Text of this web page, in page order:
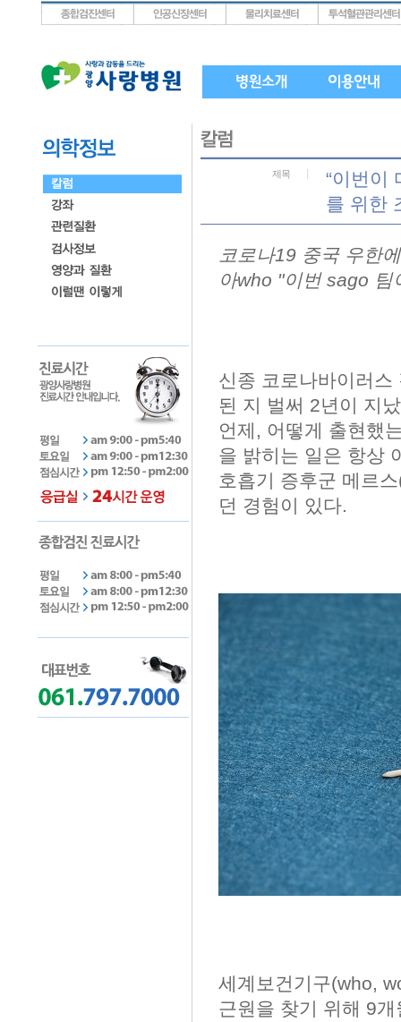
상단메뉴로 바로가기
왼쪽메뉴로 바로가기
본문으로 바로가기
제목
“이번이
를 위한
코로나19 중국 우한
아who "이번 sago
신종 코로나바이러
된 지 벌써 2년이 지
언제, 어떻게 출현했
을 밝히는 일은 항상
호흡기 증후군 메르
던 경험이 있다.
세계보건기구(who,
근원을 찾기 위해 9